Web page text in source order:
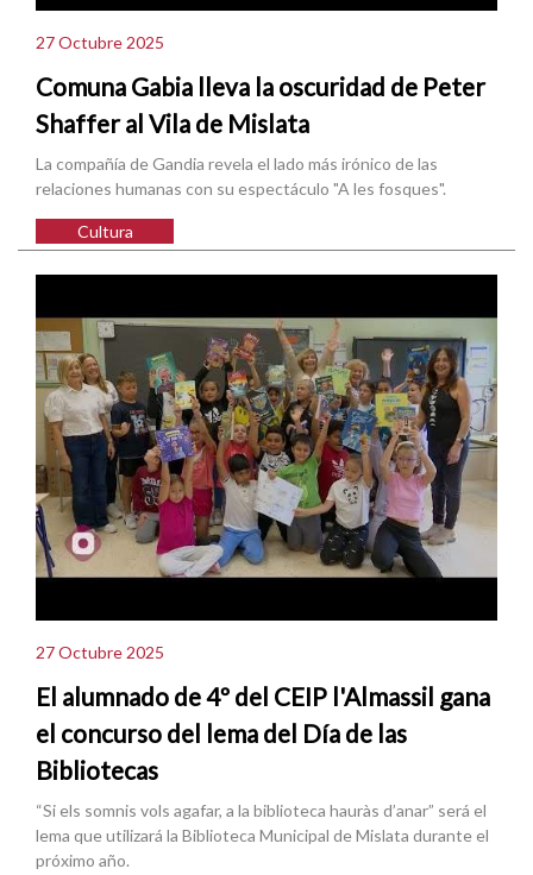
27 Octubre 2025
Comuna Gabia lleva la oscuridad de Peter
Shaffer al Vila de Mislata
La compañía de Gandia revela el lado más irónico de las
relaciones humanas con su espectáculo "A les fosques".
Cultura
27 Octubre 2025
El alumnado de 4º del CEIP l'Almassil gana
el concurso del lema del Día de las
Bibliotecas
“Si els somnis vols agafar, a la biblioteca hauràs d’anar” será el
lema que utilizará la Biblioteca Municipal de Mislata durante el
próximo año.